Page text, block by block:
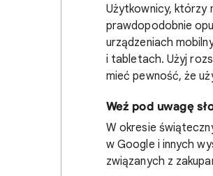
Użytkownicy, którzy
prawdopodobnie
urządzeniach
i tabletach. Użyj
mieć pewność, że
Weź pod uwagę
W okresie
w Google i innych
związanych z